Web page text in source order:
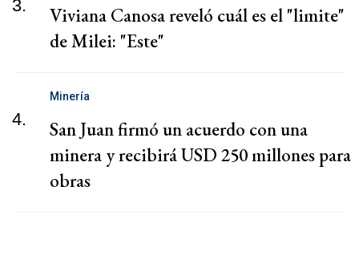
3.
Viviana Canosa reveló cuál es el "limite"
de Milei: "Este"
4.
Minería
San Juan firmó un acuerdo con una
minera y recibirá USD 250 millones para
obras